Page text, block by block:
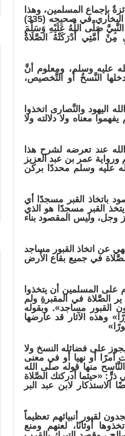
بإجماع المسلمين، وهذا
الإجماعُ مستنده دليل صحيحٌ صريح متفق عليه رواه الإمام البخاري في صحيحه (335)
أَنَّ النَّبِيَّ صَلَّى اللَّهُ عَلَيْهِ وَسَلَّمَ
أُمَّتِي أَدْرَكَتْهُ الصَّلَاةُ
عليه وسلم، ومعلوم أنَّ
النَّسخُ أو التَّخصيص،
والنَّصارى اتخذوا
معناه ولا دلالته ولا
عند تعرضه لشرح هذا
والله أعلم ورواية عمر بن عبد العزيز
عليه وسلم محددًا بركن
باتخاذ القبر مسجدًا أي
القبر مسجدًا هو الذي
عز وجل، وليس المقصود بناء
عن اتخاذ القبور مساجد
في جميع بقاع الأرض
في التمهيد (1/168): «هذا يحرم على المسلمين أن يتخذوا
ير الصَّلاة في المقبرةِ ولم
القبور مساجد». وبقوله
وهذه الآثار قد عارضها
على فضائله النسخ ولا
أمرًا أو نهيا أو في معنى
منها قوله صلى الله
«حيثما أدركتك الصَّلاة
لابن عبد البر
لقبور أنبيائهم تعظيماً
أوثانًا، لعنهم ومنع